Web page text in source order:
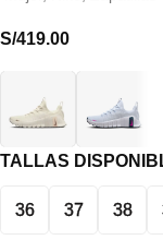
S/419.00
TALLAS
36 37 38